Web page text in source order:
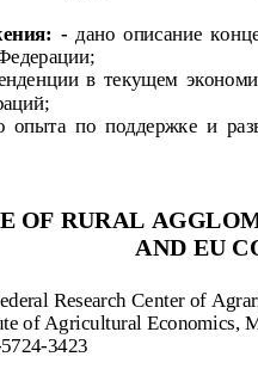
- дано описание
в текущем
опыта по поддержке и
OF RURAL
AND EU
Research Center of
of Agricultural Economics,
3423